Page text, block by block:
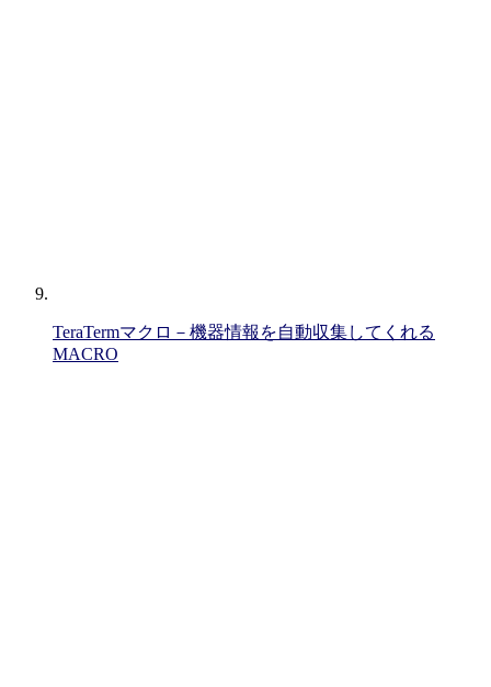
TeraTermマクロ－機器情報を自動収集してくれる
MACRO